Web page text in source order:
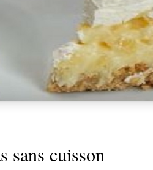
sans cuisson